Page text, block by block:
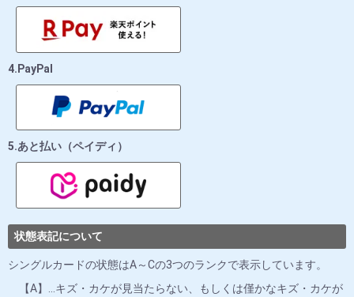
4.PayPal
5.あと払い（ペイディ）
状態表記について
シングルカードの状態はA～Cの3つのランクで表示しています。
【A】…キズ・カケが見当たらない、もしくは僅かなキズ・カケが